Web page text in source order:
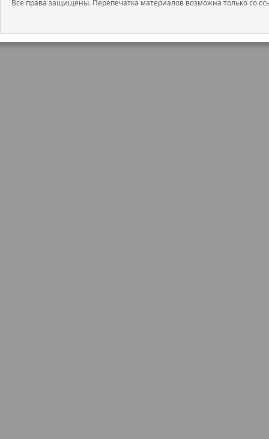
Все права защищены. Перепечатка материалов возможна только со